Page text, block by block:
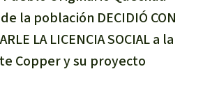
la población DECIDIÓ CON
LA LICENCIA SOCIAL a la
Copper y su proyecto